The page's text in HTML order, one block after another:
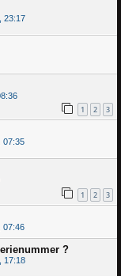
23:17
1 2 3
07:35
1 2 3
07:46
?
17:18